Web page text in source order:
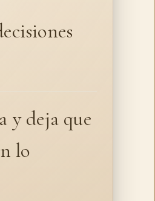
y deja que
lo